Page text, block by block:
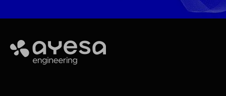
Ayesa